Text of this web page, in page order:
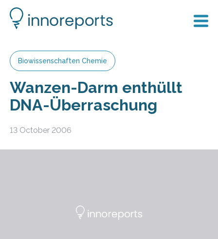
Biowissenschaften Chemie
Wanzen-Darm enthüllt
DNA-Überraschung
13 October 2006